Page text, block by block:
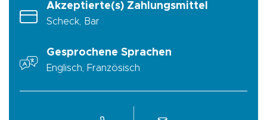
Akzeptierte(s) Zahlungsmittel
Scheck, Bar
Gesprochene Sprachen
Englisch, Französisch